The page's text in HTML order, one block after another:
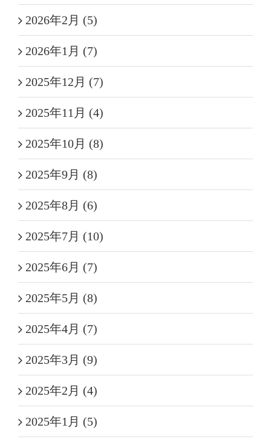
2026年2月 (5)
2026年1月 (7)
2025年12月 (7)
2025年11月 (4)
2025年10月 (8)
2025年9月 (8)
2025年8月 (6)
2025年7月 (10)
2025年6月 (7)
2025年5月 (8)
2025年4月 (7)
2025年3月 (9)
2025年2月 (4)
2025年1月 (5)